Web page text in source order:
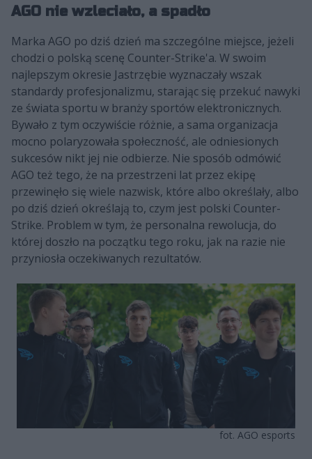
AGO nie wzleciało, a spadło
Marka AGO po dziś dzień ma szczególne miejsce, jeżeli
chodzi o polską scenę Counter-Strike'a. W swoim
najlepszym okresie Jastrzębie wyznaczały wszak
standardy profesjonalizmu, starając się przekuć nawyki
ze świata sportu w branży sportów elektronicznych.
Bywało z tym oczywiście różnie, a sama organizacja
mocno polaryzowała społeczność, ale odniesionych
sukcesów nikt jej nie odbierze. Nie sposób odmówić
AGO też tego, że na przestrzeni lat przez ekipę
przewinęło się wiele nazwisk, które albo określały, albo
po dziś dzień określają to, czym jest polski Counter-
Strike. Problem w tym, że personalna rewolucja, do
której doszło na początku tego roku, jak na razie nie
przyniosła oczekiwanych rezultatów.
fot. AGO esports